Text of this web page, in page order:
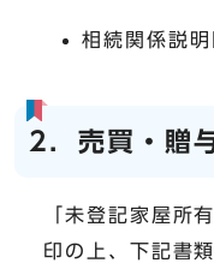
相続関係説明
2．売買・贈
「未登記家屋所
印の上、下記書